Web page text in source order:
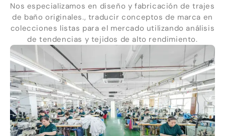
Nos especializamos en diseño y fabricación de trajes
de baño originales., traducir conceptos de marca en
colecciones listas para el mercado utilizando análisis
de tendencias y tejidos de alto rendimiento.